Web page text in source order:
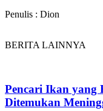
Penulis : Dion
BERITA LAINNYA
Pencari Ikan yang
Ditemukan